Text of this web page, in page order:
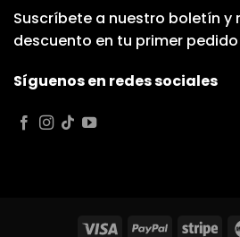
Suscríbete a nuestro boletín y
descuento en tu primer
Síguenos en redes sociales